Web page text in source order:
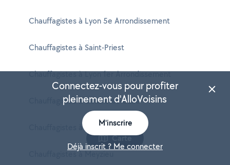
Chauffagistes à Lyon 5e Arrondissement
Chauffagistes à Saint-Priest
Chauffagistes à Lyon 1er Arrondissement
Chauffagistes à Caluire-et-Cuire
Chauffagistes à Vaulx-en-Velin
Chauffagistes à Meyzieu
Carte
Connectez-vous pour profiter
pleinement d'AlloVoisins
M'inscrire
Déjà inscrit ? Me connecter